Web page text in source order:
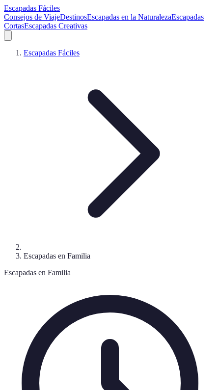
Escapadas Fáciles
Consejos de ViajeDestinosEscapadas en la NaturalezaEscapadas
CortasEscapadas Creativas
Escapadas Fáciles
Escapadas en Familia
Escapadas en Familia